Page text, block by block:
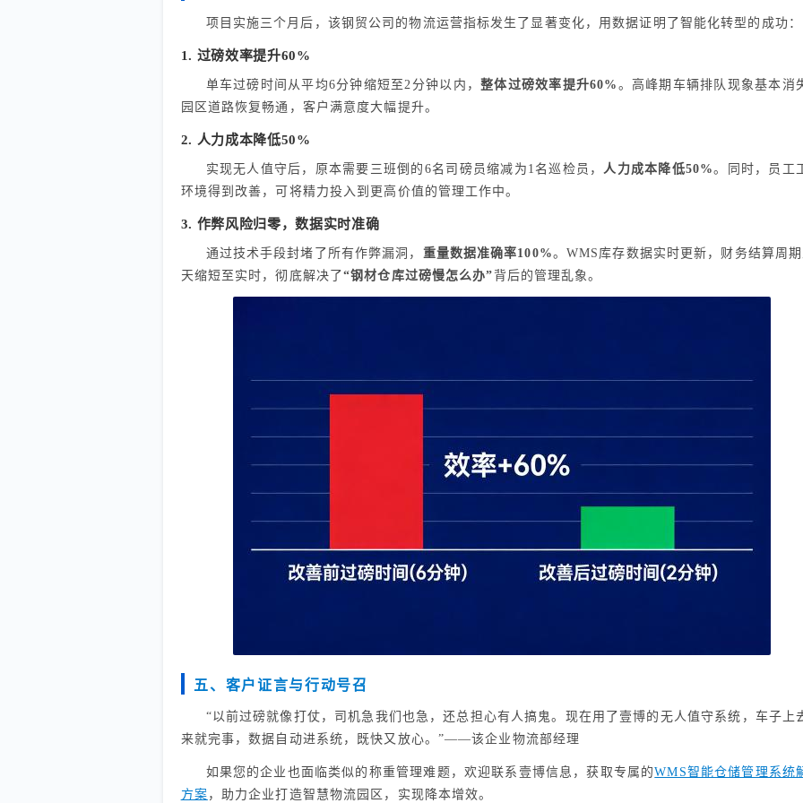
项目实施三个月后，该钢贸公司的物流运营指标发生了显著变化，用数据证明了智能化转型的成功：
1. 过磅效率提升60%
单车过磅时间从平均6分钟缩短至2分钟以内，整体过磅效率提升60% 。高峰期车辆排队现象基本消
园区道路恢复畅通，客户满意度大幅提升。
2. 人力成本降低50%
实现无人值守后，原本需要三班倒的6名司磅员缩减为1名巡检员， 人力成本降低50%。同时，员工
环境得到改善，可将精力投入到更高价值的管理工作中。
3. 作弊风险归零，数据实时准确
通过技术手段封堵了所有作弊漏洞， 重量数据准确率100%。WMS库存数据实时更新，财务结算周
天缩短至实时，彻底解决了“钢材仓库过磅慢怎么办” 背后的管理乱象。
五、客户证言与行动号召
“以前过磅就像打仗，司机急我们也急，还总担心有人搞鬼。现在用了壹博的无人值守系统，车子上
来就完事，数据自动进系统，既快又放心。”——该企业物流部经理
如果您的企业也面临类似的称重管理难题，欢迎联系壹博信息，获取专属的WMS智能仓储管理系统
方案 ，助力企业打造智慧物流园区，实现降本增效。